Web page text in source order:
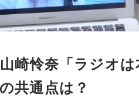
崎怜奈「ラジオ
共通点は？